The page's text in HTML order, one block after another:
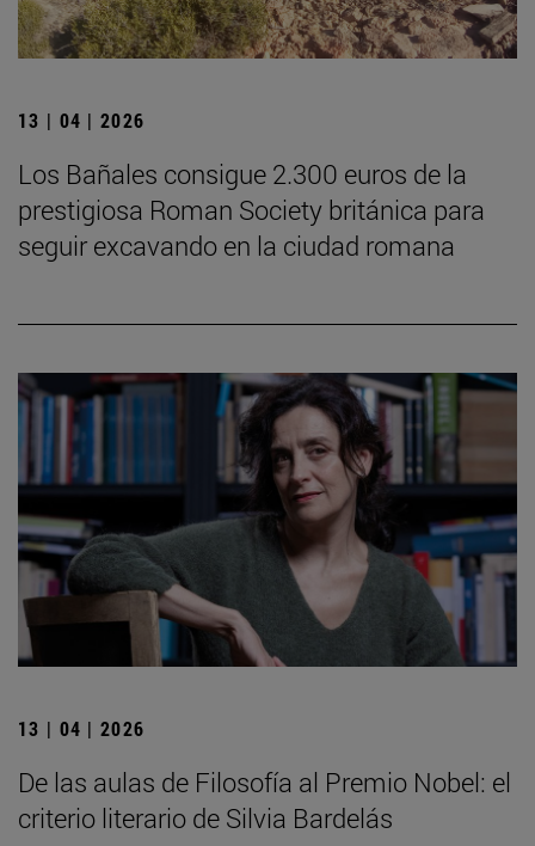
13 | 04 | 2026
Los Bañales consigue 2.300 euros de la
prestigiosa Roman Society británica para
seguir excavando en la ciudad romana
13 | 04 | 2026
De las aulas de Filosofía al Premio Nobel: el
criterio literario de Silvia Bardelás